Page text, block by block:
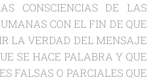
CONSCIENCIAS DE LAS
CON EL FIN DE QUE
LA VERDAD DEL MENSAJE
SE HACE PALABRA Y QUE
FALSAS O PARCIALES QUE